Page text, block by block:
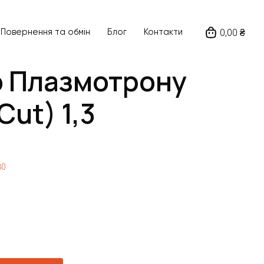
Повернення та обмін Блог Контакти 0,00 ₴
1,3